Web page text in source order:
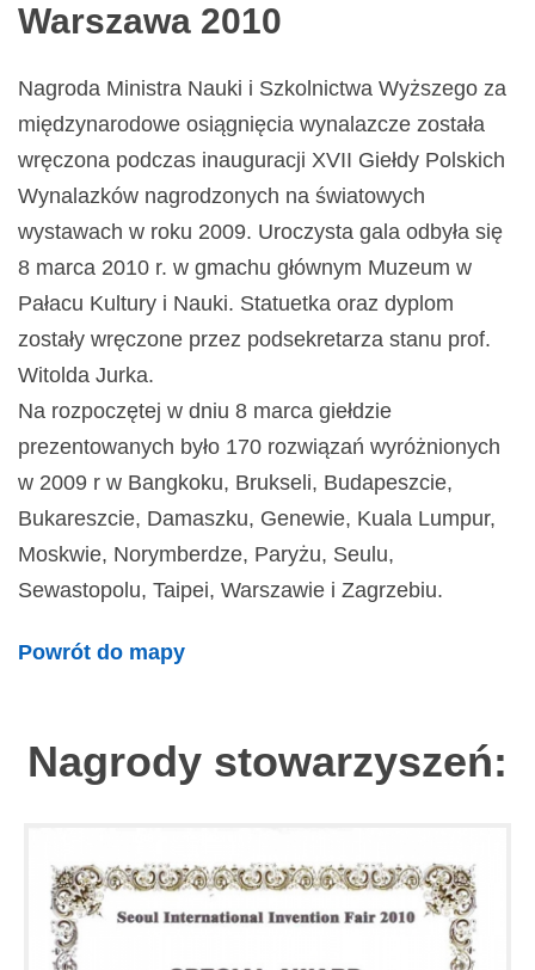
Warszawa 2010
Nagroda Ministra Nauki i Szkolnictwa Wyższego za
międzynarodowe osiągnięcia wynalazcze została
wręczona podczas inauguracji XVII Giełdy Polskich
Wynalazków nagrodzonych na światowych
wystawach w roku 2009. Uroczysta gala odbyła się
8 marca 2010 r. w gmachu głównym Muzeum w
Pałacu Kultury i Nauki. Statuetka oraz dyplom
zostały wręczone przez podsekretarza stanu prof.
Witolda Jurka.
Na rozpoczętej w dniu 8 marca giełdzie
prezentowanych było 170 rozwiązań wyróżnionych
w 2009 r w Bangkoku, Brukseli, Budapeszcie,
Bukareszcie, Damaszku, Genewie, Kuala Lumpur,
Moskwie, Norymberdze, Paryżu, Seulu,
Sewastopolu, Taipei, Warszawie i Zagrzebiu.
Powrót do mapy
Nagrody stowarzyszeń: